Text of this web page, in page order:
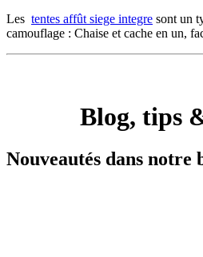
Les tentes affût siege integre sont un
camouflage : Chaise et cache en un,
Blog, tips
Nouveautés dans notre